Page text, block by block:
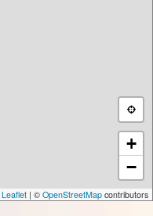
+
−
Leaflet | © OpenStreetMap contributors